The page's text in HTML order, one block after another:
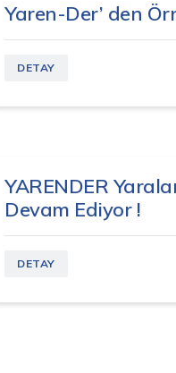
Yaren-Der’ den
DETAY
YARENDER
Devam Ediyor !
DETAY